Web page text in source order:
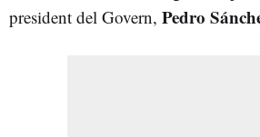
president del Govern, Pedro